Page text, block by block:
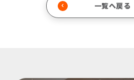
一覧へ戻る